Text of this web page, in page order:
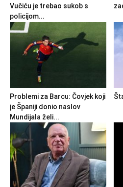
Vučiću je trebao sukob s
policijom...
Problemi za Barcu: Čovjek koji
je Španiji donio naslov
Mundijala želi...